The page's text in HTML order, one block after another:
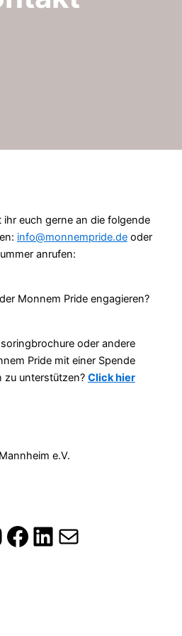
ihr euch gerne an die folgende
info@monnempride.deoder
anrufen:
Monnem Pride engagieren?
oder andere
Pride mit einer Spende
zu unterstützen? Click hier
e.V.
Facebook LinkedIn E-Mail